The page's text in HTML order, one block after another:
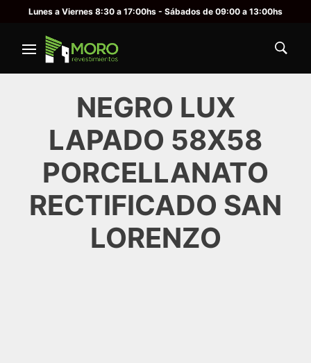
Lunes a Viernes 8:30 a 17:00hs - Sábados de 09:00 a 13:00hs
NEGRO LUX
LAPADO 58X58
PORCELLANATO
RECTIFICADO SAN
LORENZO